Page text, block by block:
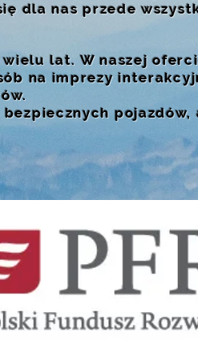
dla nas przede
lat. W naszej
na imprezy